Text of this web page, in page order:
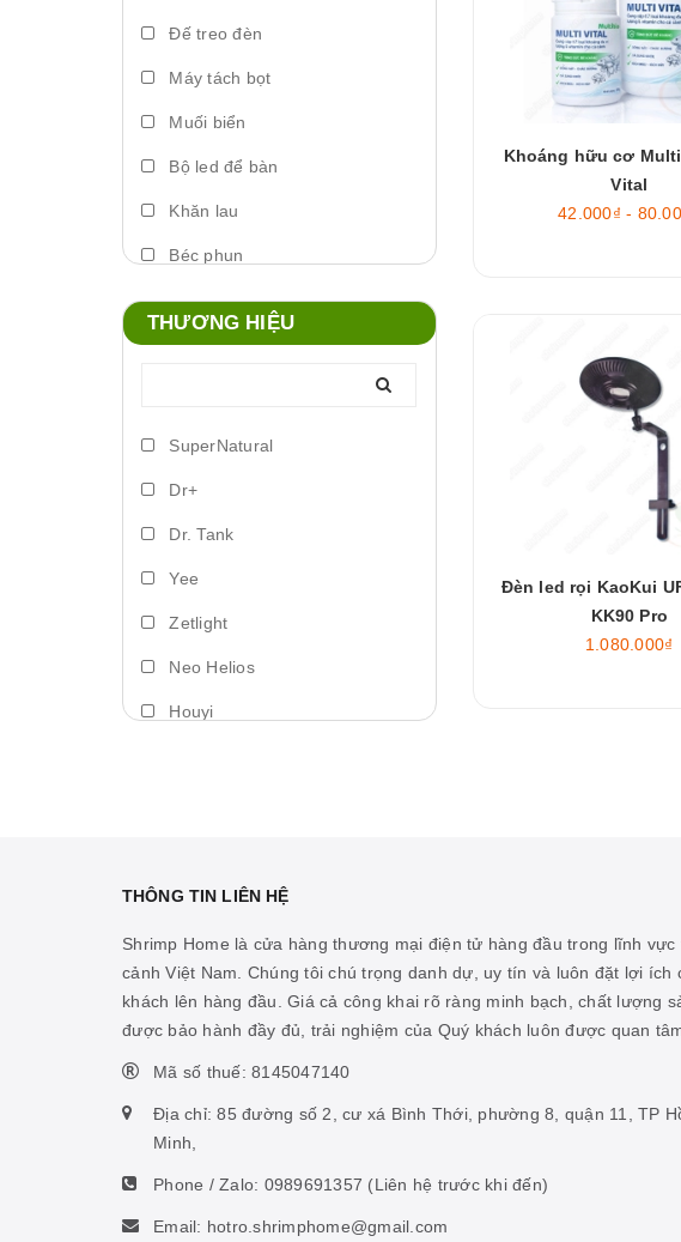
Khoáng hữu cơ
Vital
42.000₫ -
Đèn led rọi KaoKui
KK90 Pro
1.080.000₫
Đế treo đèn
Máy tách bọt
Muối biển
Bộ led để bàn
Khăn lau
Béc phun
Máy phun sương
Foam xịt
Vitamin cá biển
Hỗ trợ ao hồ
Nhíp
Phụ kiện ấp artemia
Hỗ trợ tiêu hóa
THƯƠNG HIỆU
SuperNatural
Dr+
Dr. Tank
Yee
Zetlight
Neo Helios
Houyi
Dymax
Cibi
KZJ
Mius
KW zone
Coloer
THÔNG TIN LIÊN HỆ
Shrimp Home là cửa hàng thương mại điện tử hàng đầu trong lĩnh vực
cảnh Việt Nam. Chúng tôi chú trọng danh dự, uy tín và luôn đặt lợi ích
khách lên hàng đầu. Giá cả công khai rõ ràng minh bạch, chất lượng
được bảo hành đầy đủ, trải nghiệm của Quý khách luôn được quan
Mã số thuế: 8145047140
Địa chỉ: 85 đường số 2, cư xá Bình Thới, phường 8, quận 11, TP
Minh,
Phone / Zalo: 0989691357 (Liên hệ trước khi đến)
Email: hotro.shrimphome@gmail.com